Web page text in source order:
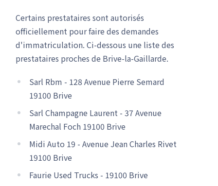
Certains prestataires sont autorisés
officiellement pour faire des demandes
d'immatriculation. Ci-dessous une liste des
prestataires proches de Brive-la-Gaillarde.
Sarl Rbm - 128 Avenue Pierre Semard
19100 Brive
Sarl Champagne Laurent - 37 Avenue
Marechal Foch 19100 Brive
Midi Auto 19 - Avenue Jean Charles Rivet
19100 Brive
Faurie Used Trucks - 19100 Brive